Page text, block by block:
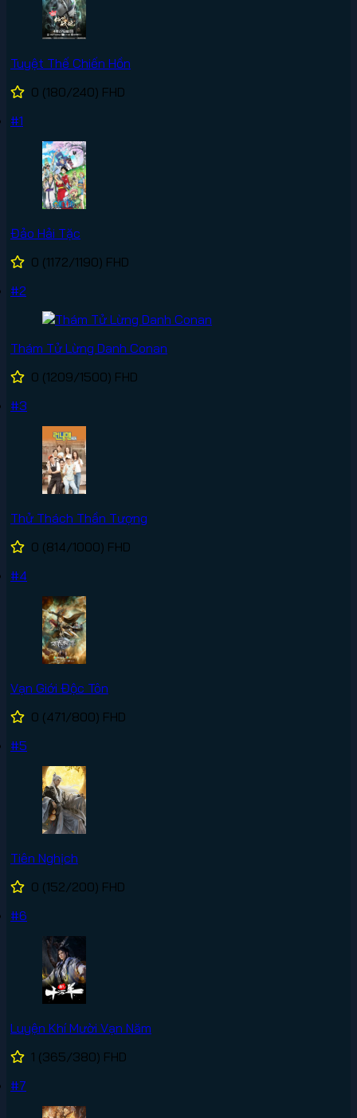
Tuyệt Thế Chiến Hồn
0 (180/240) FHD
#1
Đảo Hải Tặc
0 (1172/1190) FHD
#2
Thám Tử Lừng Danh Conan
0 (1209/1500) FHD
#3
Thử Thách Thần Tượng
0 (814/1000) FHD
#4
Vạn Giới Độc Tôn
0 (471/800) FHD
#5
Tiên Nghịch
0 (152/200) FHD
#6
Luyện Khí Mười Vạn Năm
1 (365/380) FHD
#7